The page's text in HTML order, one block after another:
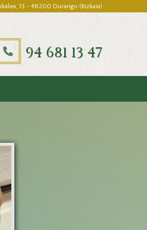
13 - 48200 Durango (Bizkaia)
94 681 13 47